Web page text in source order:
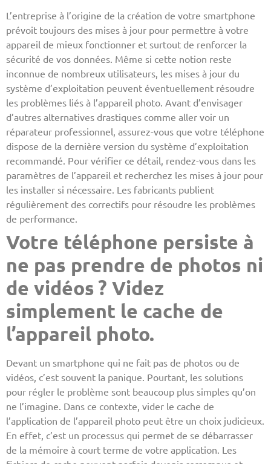
L’entreprise à l’origine de la création de votre smartphone
prévoit toujours des mises à jour pour permettre à votre
appareil de mieux fonctionner et surtout de renforcer la
sécurité de vos données. Même si cette notion reste
inconnue de nombreux utilisateurs, les mises à jour du
système d’exploitation peuvent éventuellement résoudre
les problèmes liés à l’appareil photo. Avant d’envisager
d’autres alternatives drastiques comme aller voir un
réparateur professionnel, assurez-vous que votre téléphone
dispose de la dernière version du système d’exploitation
recommandé. Pour vérifier ce détail, rendez-vous dans les
paramètres de l’appareil et recherchez les mises à jour pour
les installer si nécessaire. Les fabricants publient
régulièrement des correctifs pour résoudre les problèmes
de performance.
Votre téléphone persiste à
ne pas prendre de photos ni
de vidéos ? Videz
simplement le cache de
l’appareil photo.
Devant un smartphone qui ne fait pas de photos ou de
vidéos, c’est souvent la panique. Pourtant, les solutions
pour régler le problème sont beaucoup plus simples qu’on
ne l’imagine. Dans ce contexte, vider le cache de
l’application de l’appareil photo peut être un choix judicieux.
En effet, c’est un processus qui permet de se débarrasser
de la mémoire à court terme de votre application. Les